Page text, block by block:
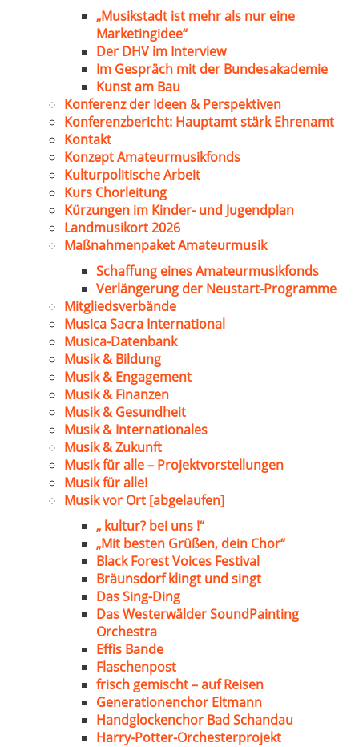
„Musikstadt ist mehr als nur eine
Marketingidee“
Der DHV im Interview
Im Gespräch mit der Bundesakademie
Kunst am Bau
Konferenz der Ideen & Perspektiven
Konferenzbericht: Hauptamt stärk Ehrenamt
Kontakt
Konzept Amateurmusikfonds
Kulturpolitische Arbeit
Kurs Chorleitung
Kürzungen im Kinder- und Jugendplan
Landmusikort 2026
Maßnahmenpaket Amateurmusik
Schaffung eines Amateurmusikfonds
Verlängerung der Neustart-Programme
Mitgliedsverbände
Musica Sacra International
Musica-Datenbank
Musik & Bildung
Musik & Engagement
Musik & Finanzen
Musik & Gesundheit
Musik & Internationales
Musik & Zukunft
Musik für alle – Projektvorstellungen
Musik für alle!
Musik vor Ort [abgelaufen]
„ kultur? bei uns !“
„Mit besten Grüßen, dein Chor“
Black Forest Voices Festival
Bräunsdorf klingt und singt
Das Sing-Ding
Das Westerwälder SoundPainting
Orchestra
Effis Bande
Flaschenpost
frisch gemischt – auf Reisen
Generationenchor Eltmann
Handglockenchor Bad Schandau
Harry-Potter-Orchesterprojekt